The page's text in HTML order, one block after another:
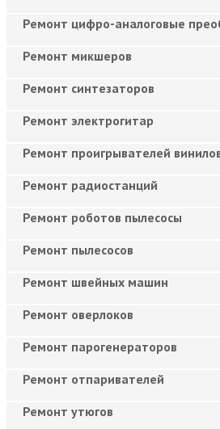
Ремонт цифро-аналоговые
Ремонт микшеров
Ремонт синтезаторов
Ремонт электрогитар
Ремонт проигрывателей
Ремонт радиостанций
Ремонт роботов пылесосы
Ремонт пылесосов
Ремонт швейных машин
Ремонт оверлоков
Ремонт парогенераторов
Ремонт отпаривателей
Ремонт утюгов